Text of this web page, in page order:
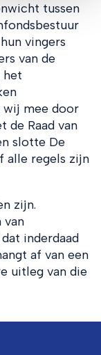
tussen
vingers
van de
het
wij mee door
de Raad van
slotte De
alle regels zijn
zijn.
van
inderdaad
af van een
uitleg van die